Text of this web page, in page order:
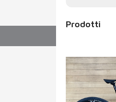
Prodotti